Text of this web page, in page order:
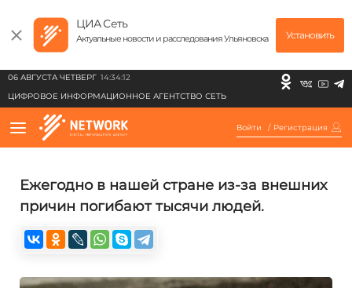
ЦИА Сеть
Актуальные новости и расследования Ульяновска Установить
06 АВГУСТА ЧЕТВЕРГ 14:34:12
ЦИФРОВОЕ ИНФОРМАЦИОННОЕ АГЕНТСТВО СЕТЬ
Войти / Регистрация
Ежегодно в нашей стране из-за внешних
причин погибают тысячи людей.